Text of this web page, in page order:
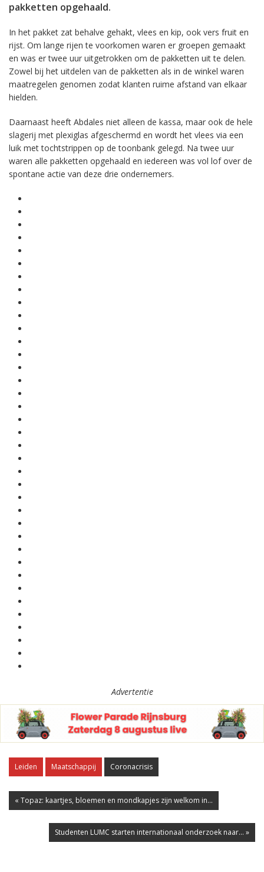
pakketten opgehaald.
In het pakket zat behalve gehakt, vlees en kip, ook vers fruit en
rijst. Om lange rijen te voorkomen waren er groepen gemaakt
en was er twee uur uitgetrokken om de pakketten uit te delen.
Zowel bij het uitdelen van de pakketten als in de winkel waren
maatregelen genomen zodat klanten ruime afstand van elkaar
hielden.
Daarnaast heeft Abdales niet alleen de kassa, maar ook de hele
slagerij met plexiglas afgeschermd en wordt het vlees via een
luik met tochtstrippen op de toonbank gelegd. Na twee uur
waren alle pakketten opgehaald en iedereen was vol lof over de
spontane actie van deze drie ondernemers.
Advertentie
Leiden Maatschappij Coronacrisis
« Topaz: kaartjes, bloemen en mondkapjes zijn welkom in...
Studenten LUMC starten internationaal onderzoek naar... »